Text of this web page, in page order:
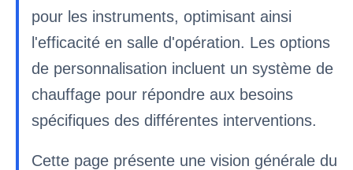
pour les instruments, optimisant ainsi
l'efficacité en salle d'opération. Les options
de personnalisation incluent un système de
chauffage pour répondre aux besoins
spécifiques des différentes interventions.
Cette page présente une vision générale du